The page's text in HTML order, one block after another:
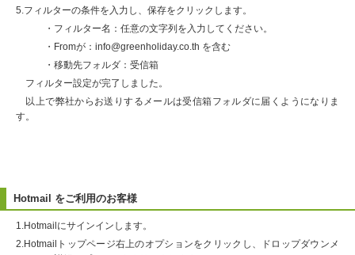
5.フィルターの条件を入力し、保存をクリックします。
・フィルター名：任意の文字列を入力してください。
・Fromが：info@greenholiday.co.th を含む
・移動先フォルダ：受信箱
フィルター設定が完了しました。
以上で弊社からお送りするメールは受信箱フォルダに届くようになりま
す。
Hotmail をご利用のお客様
1.Hotmailにサインインします。
2.Hotmailトップページ右上のオプションをクリックし、ドロップダウンメ